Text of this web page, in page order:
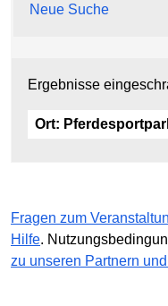
Neue Suche
Ergebnisse
Ort:
Fragen zum
Hilfe.
zu unseren Partnern